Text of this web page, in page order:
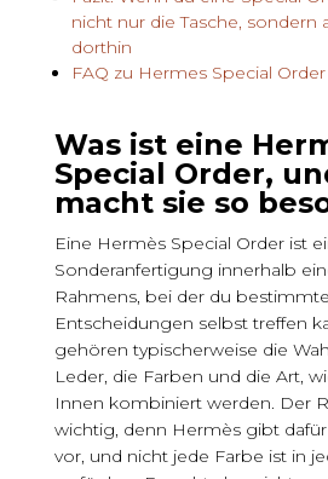
nicht nur die Tasche, sondern
dorthin
FAQ zu Hermes Special
Was ist eine
Special Order,
macht sie so
Eine Hermès Special Order ist
Sonderanfertigung innerhalb
Rahmens, bei der du
Entscheidungen selbst treffen
gehören typischerweise die
Leder, die Farben und die Art,
Innen kombiniert werden. Der
wichtig, denn Hermès gibt
vor, und nicht jede Farbe ist in